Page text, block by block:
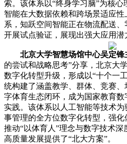
索。该体系以“终身学习脑”为核
智能在大数据依赖和跨场景适应
系，知跃空间智能正在物流配送
开展试点验证，展现出强大应用潜
北京大学智慧场馆中心吴定锋
的尝试和战略思考”分享，北京大
数字化转型升级，形成以“十个一
统构建了涵盖教学、群体、竞赛
字体育生态闭环，成为国家教育
实践。该体系以人工智能等技术
事管理的全方位数字化转型，强化
推动“以体育人”理念与数字技术
高质量发展提供了“北大方案”。